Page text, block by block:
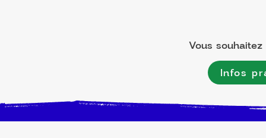
Vous
Infos